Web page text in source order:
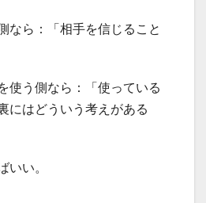
なら：「相手を信じること
使う側なら：「使っている
にはどういう考えがある
いい。